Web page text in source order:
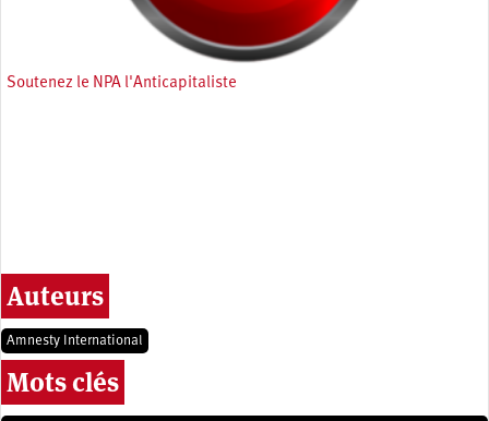
Soutenez le NPA l'Anticapitaliste
Auteurs
Amnesty International
Mots clés